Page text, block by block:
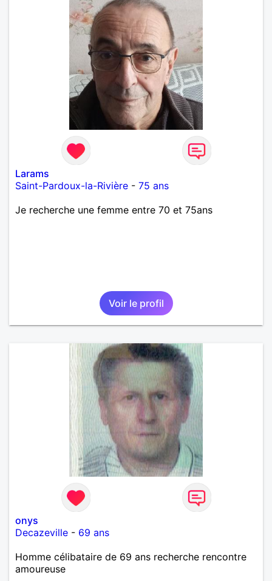
Larams
Saint-Pardoux-la-Rivière - 75 ans
Je recherche une femme entre 70 et 75ans
Voir le profil
onys
Decazeville - 69 ans
Homme célibataire de 69 ans recherche rencontre
amoureuse